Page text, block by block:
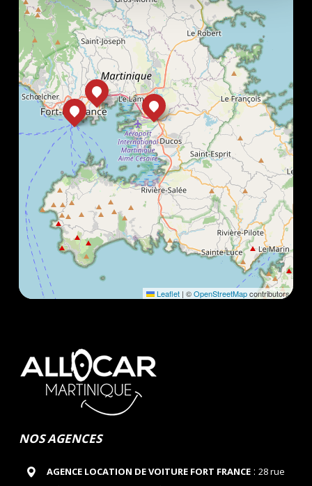
Leaflet | ©OpenStreetMapcontributors
NOS AGENCES
AGENCE LOCATION DE VOITURE FORT FRANCE: 28 rue